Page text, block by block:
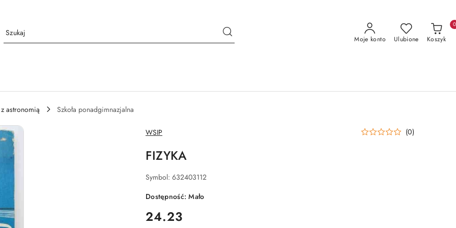
Moje konto Ulubione Koszyk
0
astronomią
Szkoła ponadgimnazjalna
NAZWA
PRODUCENTA:
WSIP (0)
FIZYKA
Symbol: 632403112
Dostępność:Mało
cena:
24.23